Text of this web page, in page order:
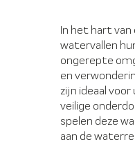
In het hart van
watervallen
ongerepte
en
zijn ideaal
veilige
spelen deze
aan de